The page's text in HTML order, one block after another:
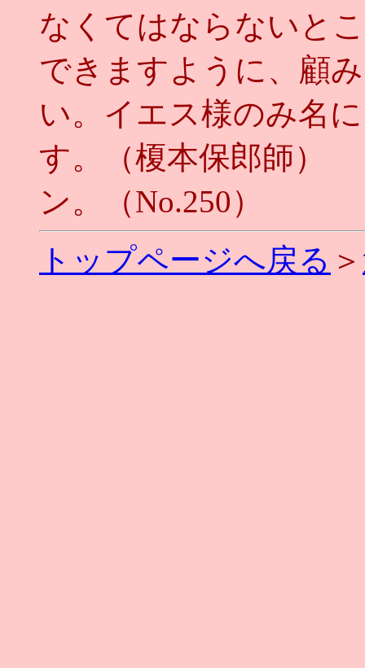
なくてはならないと
できますように、顧
い。イエス様のみ名
す。（榎本
ン。（No.250）
トップページへ戻る ＞